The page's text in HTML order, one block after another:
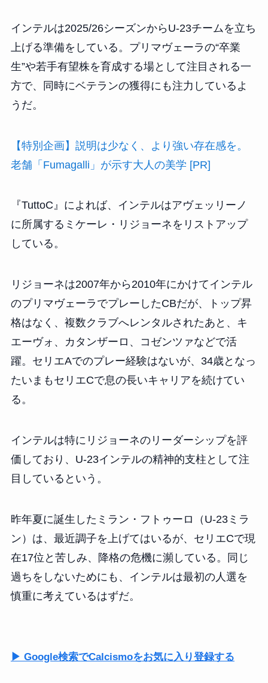
インテルは2025/26シーズンからU-23チームを立ち
上げる準備をしている。プリマヴェーラの“卒業
生”や若手有望株を育成する場として注目される一
方で、同時にベテランの獲得にも注力しているよ
うだ。
【特別企画】説明は少なく、より強い存在感を。
老舗「Fumagalli」が示す大人の美学 [PR]
『TuttoC』によれば、インテルはアヴェッリーノ
に所属するミケーレ・リジョーネをリストアップ
している。
リジョーネは2007年から2010年にかけてインテル
のプリマヴェーラでプレーしたCBだが、トップ昇
格はなく、複数クラブへレンタルされたあと、キ
エーヴォ、カタンザーロ、コゼンツァなどで活
躍。セリエAでのプレー経験はないが、34歳となっ
たいまもセリエCで息の長いキャリアを続けてい
る。
インテルは特にリジョーネのリーダーシップを評
価しており、U-23インテルの精神的支柱として注
目しているという。
昨年夏に誕生したミラン・フトゥーロ（U-23ミラ
ン）は、最近調子を上げてはいるが、セリエCで現
在17位と苦しみ、降格の危機に瀕している。同じ
過ちをしないためにも、インテルは最初の人選を
慎重に考えているはずだ。
▶ Google検索でCalcismoをお気に入り登録する